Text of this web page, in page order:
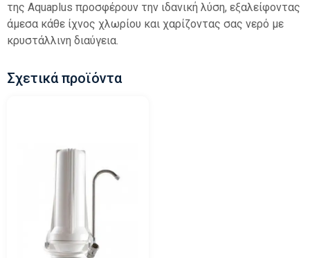
της Aquaplus προσφέρουν την ιδανική λύση, εξαλείφοντας
άμεσα κάθε ίχνος χλωρίου και χαρίζοντας σας νερό με
κρυστάλλινη διαύγεια.
Σχετικά προϊόντα